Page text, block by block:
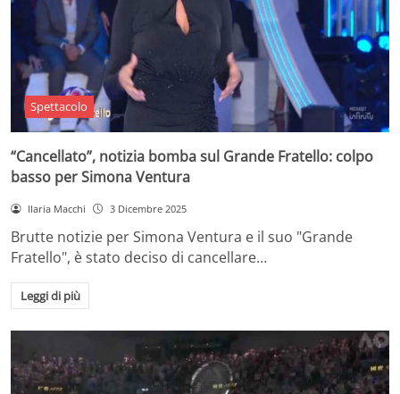
Spettacolo
“Cancellato”, notizia bomba sul Grande Fratello: colpo
basso per Simona Ventura
Ilaria Macchi 3 Dicembre 2025
Brutte notizie per Simona Ventura e il suo "Grande
Fratello", è stato deciso di cancellare…
Leggi di più